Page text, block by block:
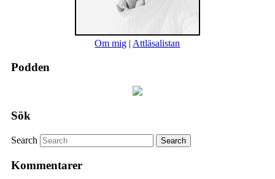
Om mig | Attläsalistan
Podden
Sök
Search
Kommentarer